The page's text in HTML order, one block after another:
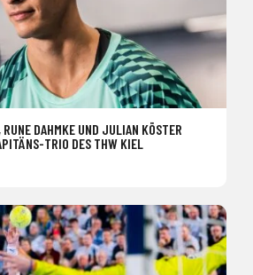
DAHMKE UND JULIAN KÖSTER
TRIO DES THW KIEL